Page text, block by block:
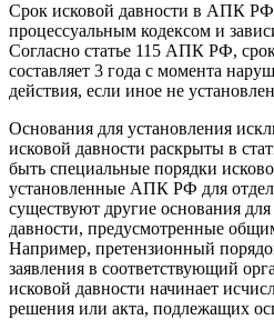
Срок исковой давности в АПК РФ
процессуальным кодексом и
Согласно статье 115 АПК РФ,
составляет 3 года с момента
действия, если иное не
Основания для установления
исковой давности раскрыты в
быть специальные порядки
установленные АПК РФ для
существуют другие основания
давности, предусмотренные
Например, претензионный
заявления в соответствующий
исковой давности начинает
решения или акта, подлежащих